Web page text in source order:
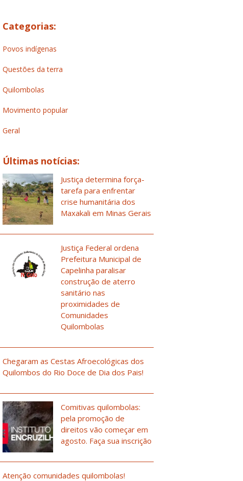
Categorias:
Povos indígenas
Questões da terra
Quilombolas
Movimento popular
Geral
Últimas notícias:
Justiça determina força-
tarefa para enfrentar
crise humanitária dos
Maxakali em Minas Gerais
Justiça Federal ordena
Prefeitura Municipal de
Capelinha paralisar
construção de aterro
sanitário nas
proximidades de
Comunidades
Quilombolas
Chegaram as Cestas Afroecológicas dos
Quilombos do Rio Doce de Dia dos Pais!
Comitivas quilombolas:
pela promoção de
direitos vão começar em
agosto. Faça sua inscrição
Atenção comunidades quilombolas!